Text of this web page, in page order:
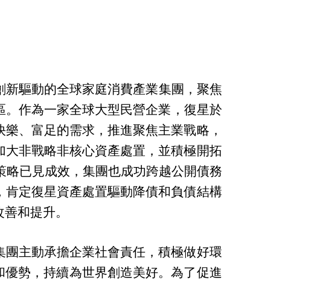
新驅動的全球家庭消費產業集團，聚焦
作為一家全球大型民營企業，復星於
、富足的需求，推進聚焦主業戰略，
非戰略非核心資產處置，並積極開拓
已見成效，集團也成功跨越公開債務
定復星資產處置驅動降債和負債結構
和提升。
主動承擔企業社會責任，積極做好環
勢，持續為世界創造美好。為了促進